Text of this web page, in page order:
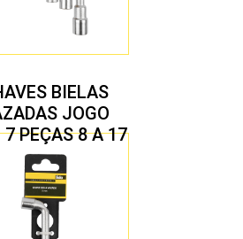
BIELAS
JOGO
7 PEÇAS 8 A 17
MM